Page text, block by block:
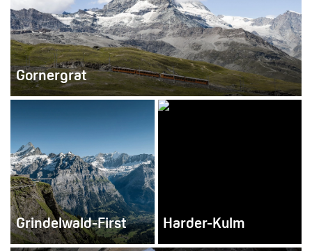
Gornergrat
Grindelwald-First Harder-Kulm